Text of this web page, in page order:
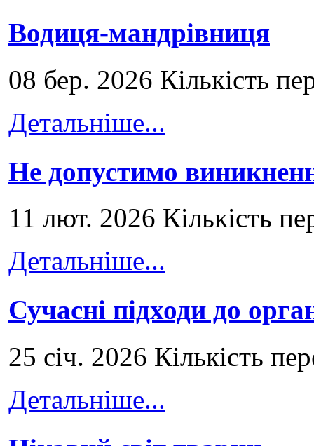
Водиця-мандрівниця
08 бер. 2026 Кількість
Детальніше...
Не допустимо
11 лют. 2026 Кількість
Детальніше...
Сучасні підходи до
25 січ. 2026 Кількість
Детальніше...